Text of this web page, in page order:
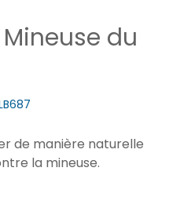
du
de manière naturelle
la mineuse.